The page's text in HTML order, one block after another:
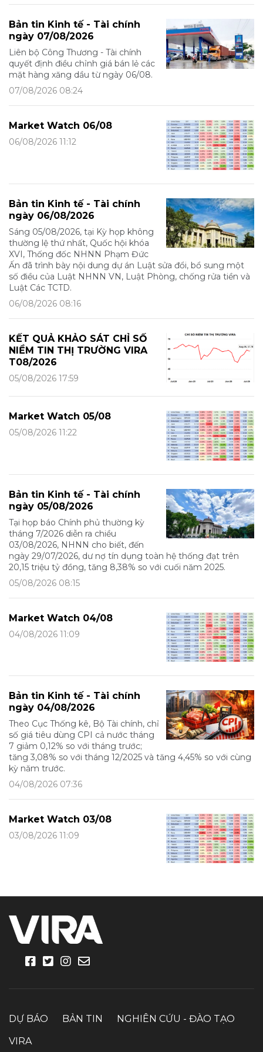
Bản tin Kinh tế - Tài chính
ngày 07/08/2026
Liên bộ Công Thương - Tài chính
quyết định điều chỉnh giá bán lẻ các
mặt hàng xăng dầu từ ngày 06/08.
07/08/2026 08:24
Market Watch 06/08
06/08/2026 11:12
Bản tin Kinh tế - Tài chính
ngày 06/08/2026
Sáng 05/08/2026, tại Kỳ họp không
thường lệ thứ nhất, Quốc hội khóa
XVI, Thống đốc NHNN Phạm Đức
Ấn đã trình bày nội dung dự án Luật sửa đổi, bổ sung một
số điều của Luật NHNN VN, Luật Phòng, chống rửa tiền và
Luật Các TCTD.
06/08/2026 08:16
KẾT QUẢ KHẢO SÁT CHỈ SỐ
NIỀM TIN THỊ TRƯỜNG VIRA
T08/2026
05/08/2026 17:59
Market Watch 05/08
05/08/2026 11:22
Bản tin Kinh tế - Tài chính
ngày 05/08/2026
Tại họp báo Chính phủ thường kỳ
tháng 7/2026 diễn ra chiều
03/08/2026, NHNN cho biết, đến
ngày 29/07/2026, dư nợ tín dụng toàn hệ thống đạt trên
20,15 triệu tỷ đồng, tăng 8,38% so với cuối năm 2025.
05/08/2026 08:15
Market Watch 04/08
04/08/2026 11:09
Bản tin Kinh tế - Tài chính
ngày 04/08/2026
Theo Cục Thống kê, Bộ Tài chính, chỉ
số giá tiêu dùng CPI cả nước tháng
7 giảm 0,12% so với tháng trước;
tăng 3,08% so với tháng 12/2025 và tăng 4,45% so với cùng
kỳ năm trước.
04/08/2026 07:36
Market Watch 03/08
03/08/2026 11:09
DỰ BÁO BẢN TIN
NGHIÊN CỨU - ĐÀO TẠO
VIRA